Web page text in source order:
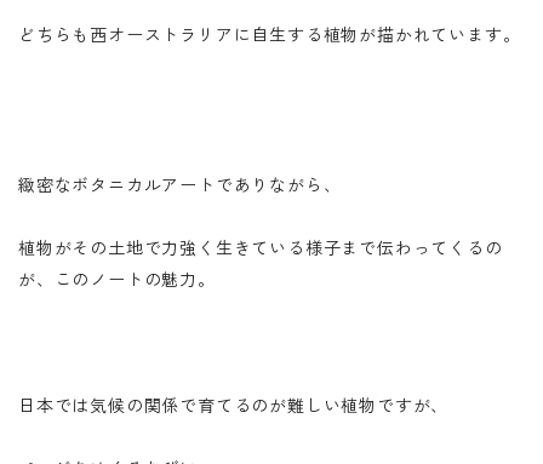
どちらも西オーストラリアに自生する植物が描かれています。
緻密なボタニカルアートでありながら、
植物がその土地で力強く生きている様子まで伝わってくるの
が、このノートの魅力。
日本では気候の関係で育てるのが難しい植物ですが、